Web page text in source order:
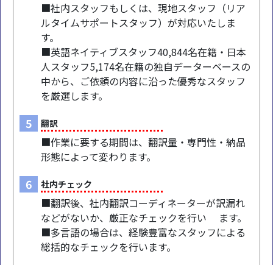
■社内スタッフもしくは、現地スタッフ（リア
ルタイムサポートスタッフ）が対応いたしま
す。
■英語ネイティブスタッフ40,844名在籍・日本
人スタッフ5,174名在籍の独自データーベースの
中から、ご依頼の内容に沿った優秀なスタッフ
を厳選します。
5 翻訳
■作業に要する期間は、翻訳量・専門性・納品
形態によって変わります。
6 社内チェック
■翻訳後、社内翻訳コーディネーターが訳漏れ
などがないか、厳正なチェックを行い ます。
■多言語の場合は、経験豊富なスタッフによる
総括的なチェックを行います。